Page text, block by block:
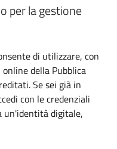
per la gestione
di utilizzare, con
della Pubblica
Se sei già in
con le credenziali
un'identità digitale,